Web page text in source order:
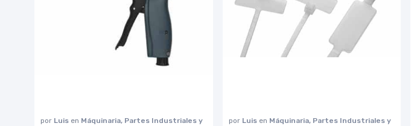
por Luis en Máquinaria, Partes Industriales y
por Luis en Máquinaria, Partes Industriales y